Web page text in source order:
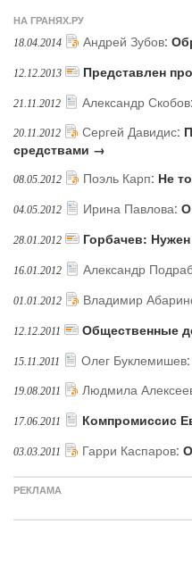
НА ГРАНЯХ.РУ
18.04.2014 Андрей Зубов:
12.12.2013 Представлен
21.11.2012 Александр Скобов:
20.11.2012 Сергей Давидис:
средствами →
08.05.2012 Поэль Карп: Не
04.05.2012 Ирина Павлова: О
28.01.2012 Горбачев:
16.01.2012 Александр
01.01.2012 Владимир
12.12.2011 Общественные
15.11.2011 Олег Буклемишев:
19.08.2011 Людмила
17.06.2011 Компромиссис
03.03.2011 Гарри Каспаров:
РЕКЛАМА